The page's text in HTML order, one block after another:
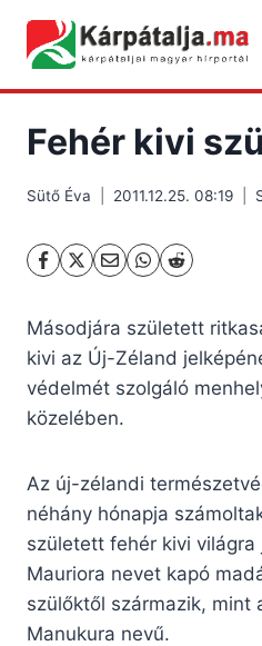
content
Fehér kivi
Sütő Éva 2011.12.25. 08:19
Másodjára született
kivi az Új-Zéland
védelmét szolgáló
közelében.
Az új-zélandi
néhány hónapja
született fehér kivi
Mauriora nevet kapó
szülőktől származik, mint
Manukura nevű.